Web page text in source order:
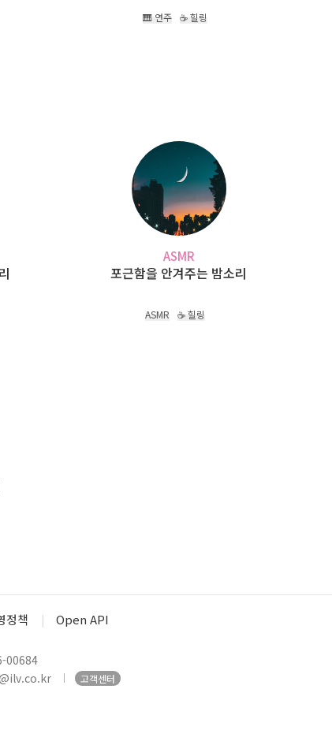
🎹 연주 ☕ 힐링
ASMR
포근함을 안겨주는 밤소리
ASMR ☕ 힐링
정책 Open API
00684
고객센터